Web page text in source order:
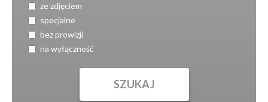
ze zdjęciem
specjalne
bez prowizji
na wyłączność